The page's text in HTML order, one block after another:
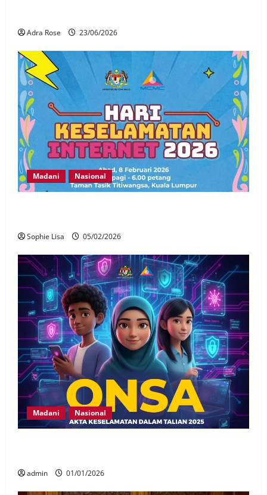
Adra Rose 23/06/2026
Madani Nasional
Sophie Lisa 05/02/2026
Madani Nasional
admin 01/01/2026